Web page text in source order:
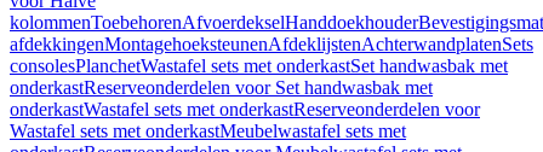
kolommenToebehorenAfvoerdekselHanddoekhouder
afdekkingenMontagehoeksteunenAfdeklijstenAchterwandplatenSets
consolesPlanchetWastafel sets met onderkastSet handwasbak met
onderkastReserveonderdelen voor Set handwasbak met
onderkastWastafel sets met onderkastReserveonderdelen voor
Wastafel sets met onderkastMeubelwastafel sets met